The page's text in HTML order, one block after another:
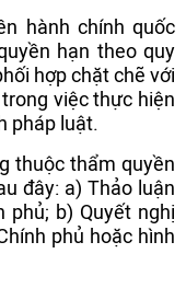
hành chính quốc
hạn theo quy
hợp chặt chẽ với
việc thực hiện
pháp luật.
thuộc thẩm quyền
đây: a) Thảo luận
phủ; b) Quyết nghị
phủ hoặc hình